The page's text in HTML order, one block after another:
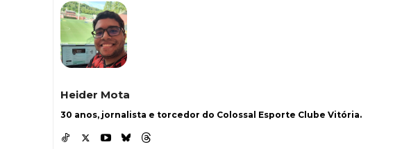
Heider Mota
30 anos, jornalista e torcedor do Colossal Esporte Clube Vitória.